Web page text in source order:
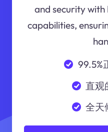
and security with
capabilities,
99.5%
直观
全天